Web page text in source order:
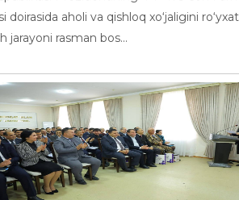
doirasida aholi va qishloq xo‘jaligini
jarayoni rasman bos...